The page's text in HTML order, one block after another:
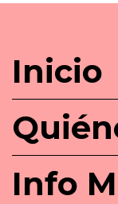
Inicio
Info